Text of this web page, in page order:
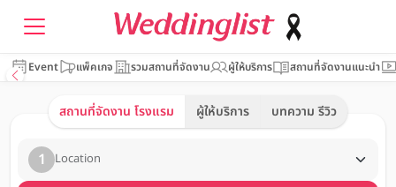
Event แพ็คเกจ รวมสถานที่จัดงาน ผู้ให้บริการ สถานที่จัดงานแนะนำ
สถานที่จัดงาน โรงแรม ผู้ให้บริการ บทความ รีวิว
1 Location